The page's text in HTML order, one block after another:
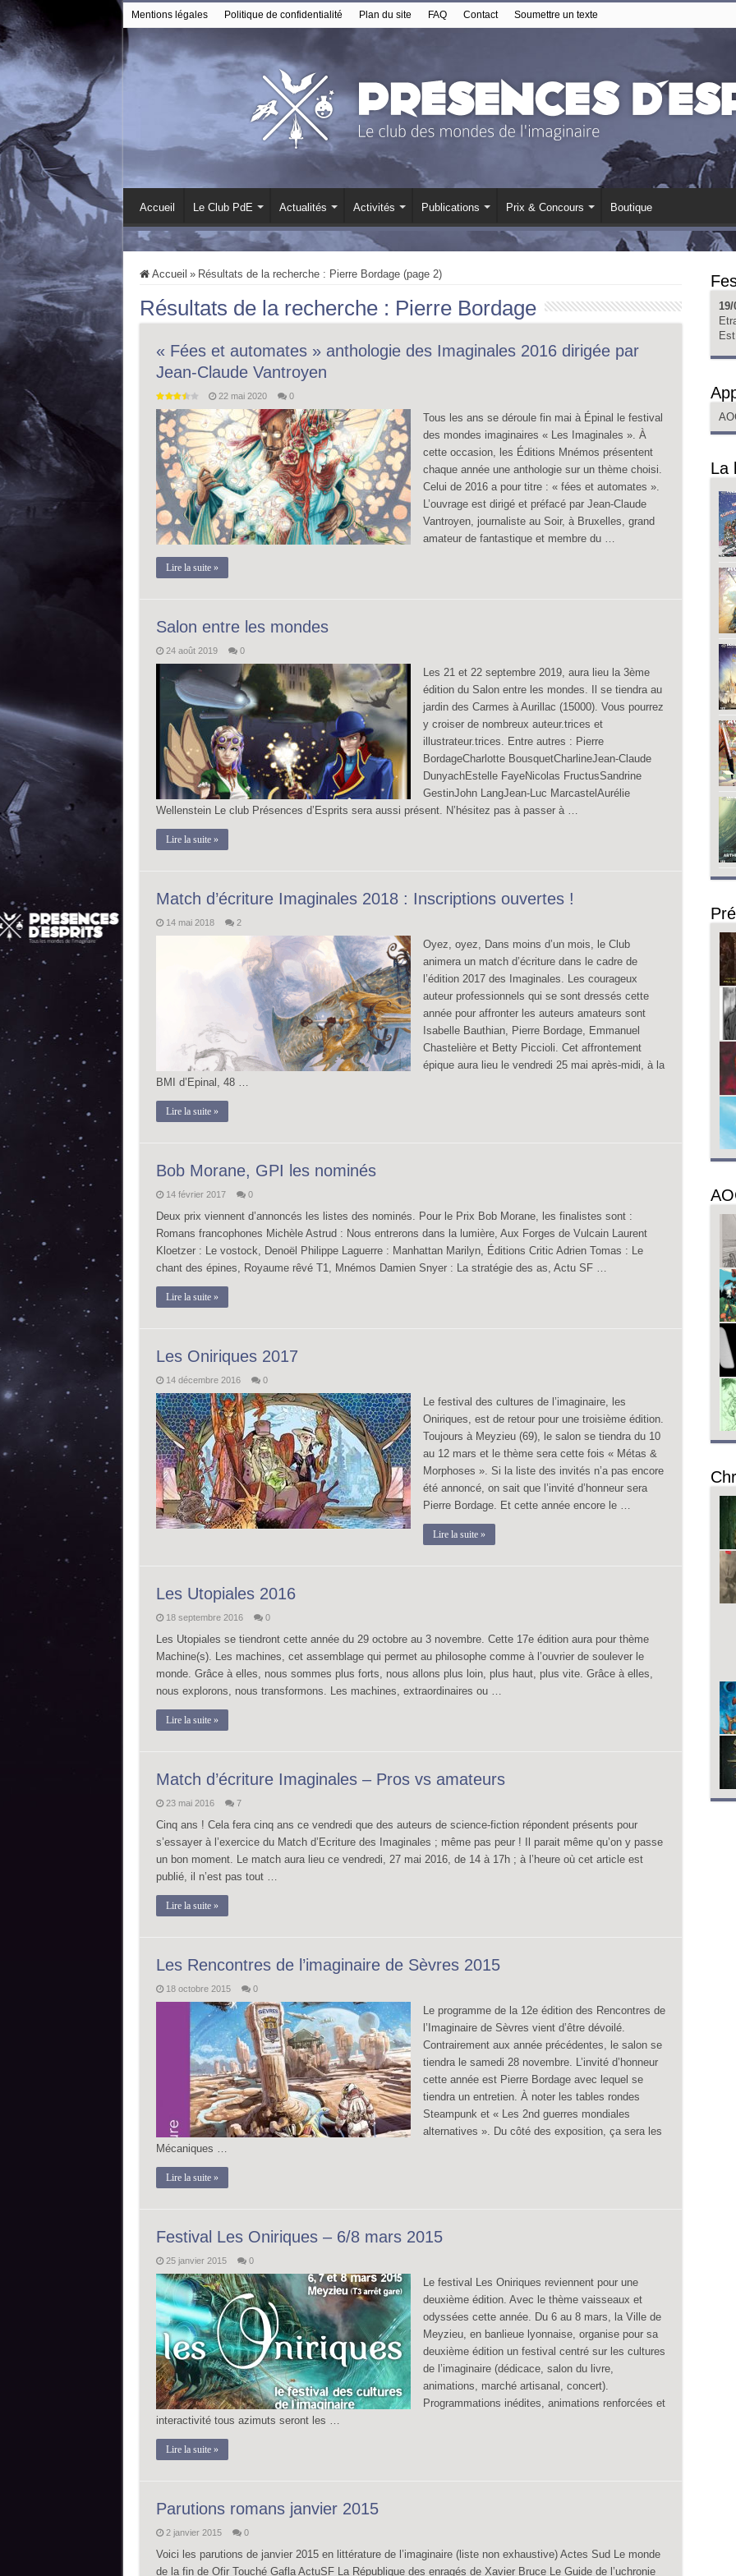
Mentions légales Politique de confidentialité Plan du site FAQ Contact Soumettre un texte
Accueil Le Club PdE Actualités Activités Publications Prix & Concours Boutique
Accueil » Résultats de la recherche : Pierre Bordage (page 2)
Résultats de la recherche : Pierre Bordage
« Fées et automates » anthologie des Imaginales 2016 dirigée par
Jean-Claude Vantroyen
22 mai 2020 0
Tous les ans se déroule fin mai à Épinal le festival
des mondes imaginaires « Les Imaginales ». À
cette occasion, les Éditions Mnémos présentent
chaque année une anthologie sur un thème choisi.
Celui de 2016 a pour titre : « fées et automates ».
L’ouvrage est dirigé et préfacé par Jean-Claude
Vantroyen, journaliste au Soir, à Bruxelles, grand
amateur de fantastique et membre du …
Lire la suite »
Salon entre les mondes
24 août 2019 0
Les 21 et 22 septembre 2019, aura lieu la 3ème
édition du Salon entre les mondes. Il se tiendra au
jardin des Carmes à Aurillac (15000). Vous pourrez
y croiser de nombreux auteur.trices et
illustrateur.trices. Entre autres : Pierre
BordageCharlotte BousquetCharlineJean-Claude
DunyachEstelle FayeNicolas FructusSandrine
GestinJohn LangJean-Luc MarcastelAurélie
Wellenstein Le club Présences d’Esprits sera aussi présent. N’hésitez pas à passer à …
Lire la suite »
Match d’écriture Imaginales 2018 : Inscriptions ouvertes !
14 mai 2018 2
Oyez, oyez, Dans moins d’un mois, le Club
animera un match d’écriture dans le cadre de
l’édition 2017 des Imaginales. Les courageux
auteur professionnels qui se sont dressés cette
année pour affronter les auteurs amateurs sont
Isabelle Bauthian, Pierre Bordage, Emmanuel
Chastelière et Betty Piccioli. Cet affrontement
épique aura lieu le vendredi 25 mai après-midi, à la
BMI d’Epinal, 48 …
Lire la suite »
Bob Morane, GPI les nominés
14 février 2017 0
Deux prix viennent d’annoncés les listes des nominés. Pour le Prix Bob Morane, les finalistes sont :
Romans francophones Michèle Astrud : Nous entrerons dans la lumière, Aux Forges de Vulcain Laurent
Kloetzer : Le vostock, Denoël Philippe Laguerre : Manhattan Marilyn, Éditions Critic Adrien Tomas : Le
chant des épines, Royaume rêvé T1, Mnémos Damien Snyer : La stratégie des as, Actu SF …
Lire la suite »
Les Oniriques 2017
14 décembre 2016 0
Le festival des cultures de l’imaginaire, les
Oniriques, est de retour pour une troisième édition.
Toujours à Meyzieu (69), le salon se tiendra du 10
au 12 mars et le thème sera cette fois « Métas &
Morphoses ». Si la liste des invités n’a pas encore
été annoncé, on sait que l’invité d’honneur sera
Pierre Bordage. Et cette année encore le …
Lire la suite »
Les Utopiales 2016
18 septembre 2016 0
Les Utopiales se tiendront cette année du 29 octobre au 3 novembre. Cette 17e édition aura pour thème
Machine(s). Les machines, cet assemblage qui permet au philosophe comme à l’ouvrier de soulever le
monde. Grâce à elles, nous sommes plus forts, nous allons plus loin, plus haut, plus vite. Grâce à elles,
nous explorons, nous transformons. Les machines, extraordinaires ou …
Lire la suite »
Match d’écriture Imaginales – Pros vs amateurs
23 mai 2016 7
Cinq ans ! Cela fera cinq ans ce vendredi que des auteurs de science-fiction répondent présents pour
s’essayer à l’exercice du Match d’Ecriture des Imaginales ; même pas peur ! Il parait même qu’on y passe
un bon moment. Le match aura lieu ce vendredi, 27 mai 2016, de 14 à 17h ; à l’heure où cet article est
publié, il n’est pas tout …
Lire la suite »
Les Rencontres de l’imaginaire de Sèvres 2015
18 octobre 2015 0
Le programme de la 12e édition des Rencontres de
l’Imaginaire de Sèvres vient d’être dévoilé.
Contrairement aux année précédentes, le salon se
tiendra le samedi 28 novembre. L’invité d’honneur
cette année est Pierre Bordage avec lequel se
tiendra un entretien. À noter les tables rondes
Steampunk et « Les 2nd guerres mondiales
alternatives ». Du côté des exposition, ça sera les
Mécaniques …
Lire la suite »
Festival Les Oniriques – 6/8 mars 2015
25 janvier 2015 0
Le festival Les Oniriques reviennent pour une
deuxième édition. Avec le thème vaisseaux et
odyssées cette année. Du 6 au 8 mars, la Ville de
Meyzieu, en banlieue lyonnaise, organise pour sa
deuxième édition un festival centré sur les cultures
de l’imaginaire (dédicace, salon du livre,
animations, marché artisanal, concert).
Programmations inédites, animations renforcées et
interactivité tous azimuts seront les …
Lire la suite »
Parutions romans janvier 2015
2 janvier 2015 0
Voici les parutions de janvier 2015 en littérature de l’imaginaire (liste non exhaustive) Actes Sud Le monde
de la fin de Ofir Touché Gafla ActuSF La République des enragés de Xavier Bruce Le Guide de l’uchronie
19/
Est
La